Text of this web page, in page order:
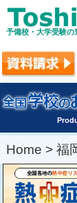
予備校・大学受験の
Home > 福